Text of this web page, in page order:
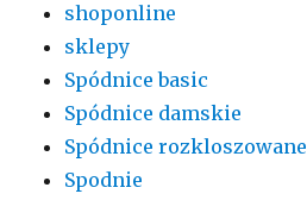
shoponline
sklepy
Spódnice basic
Spódnice damskie
Spódnice rozkloszowane
Spodnie